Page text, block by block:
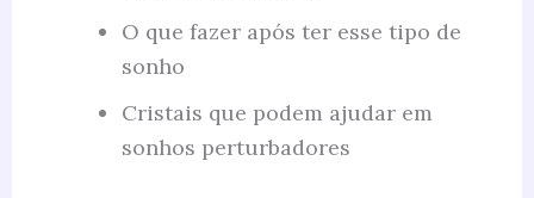
O que fazer após ter esse tipo de
sonho
Cristais que podem ajudar em
sonhos perturbadores